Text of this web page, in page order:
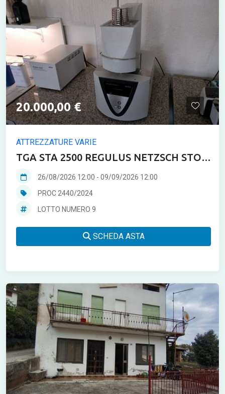
20.000,00 €
ATTREZZATURE VARIE
TGA STA 2500 REGULUS NETZSCH STO
296 con gruppo di continuità
26/08/2026 12:00 - 09/09/2026 12:00
PROC 2440/2024
LOTTO NUMERO 9
SCHEDA ASTA